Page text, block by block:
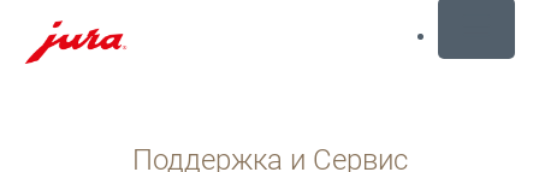
Поддержка и Сервис